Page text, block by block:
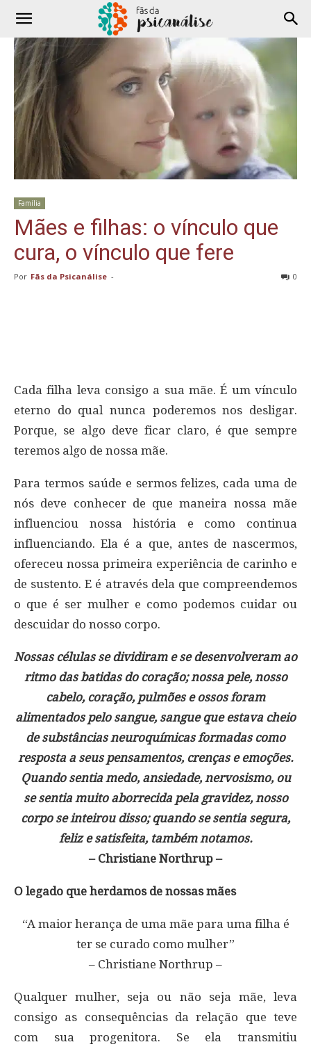
Família
Mães e filhas: o vínculo que
cura, o vínculo que fere
Por Fãs da Psicanálise - 0
Cada filha leva consigo a sua mãe. É um vínculo
eterno do qual nunca poderemos nos desligar.
Porque, se algo deve ficar claro, é que sempre
teremos algo de nossa mãe.
Para termos saúde e sermos felizes, cada uma de
nós deve conhecer de que maneira nossa mãe
influenciou nossa história e como continua
influenciando. Ela é a que, antes de nascermos,
ofereceu nossa primeira experiência de carinho e
de sustento. E é através dela que compreendemos
o que é ser mulher e como podemos cuidar ou
descuidar do nosso corpo.
Nossas células se dividiram e se desenvolveram ao
ritmo das batidas do coração; nossa pele, nosso
cabelo, coração, pulmões e ossos foram
alimentados pelo sangue, sangue que estava cheio
de substâncias neuroquímicas formadas como
resposta a seus pensamentos, crenças e emoções.
Quando sentia medo, ansiedade, nervosismo, ou
se sentia muito aborrecida pela gravidez, nosso
corpo se inteirou disso; quando se sentia segura,
feliz e satisfeita, também notamos.
– Christiane Northrup –
O legado que herdamos de nossas mães
“A maior herança de uma mãe para uma filha é
ter se curado como mulher”
– Christiane Northrup –
Qualquer mulher, seja ou não seja mãe, leva
consigo as consequências da relação que teve
com sua progenitora. Se ela transmitiu